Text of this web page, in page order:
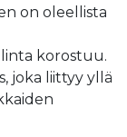
on oleellista
korostuu.
joka liittyy yllä